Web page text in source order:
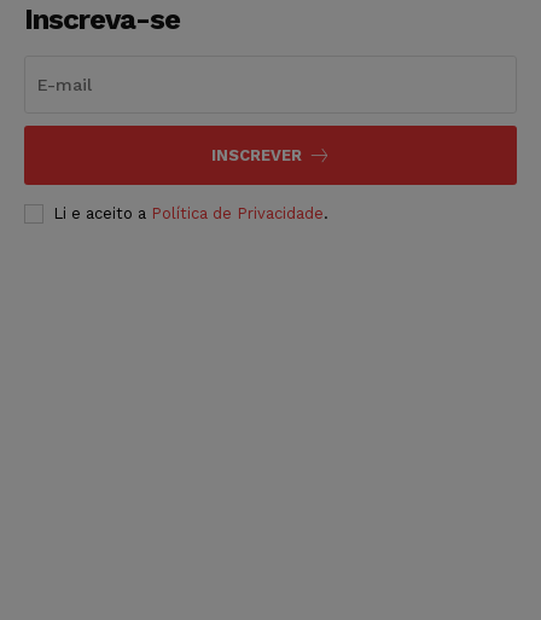
Inscreva-se
INSCREVER
Li e aceito a Política de Privacidade.